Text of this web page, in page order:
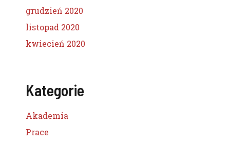
grudzień 2020
listopad 2020
kwiecień 2020
Kategorie
Akademia
Prace